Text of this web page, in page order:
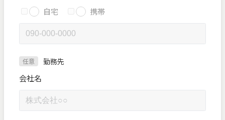
自宅 携帯
任意 勤務先
会社名